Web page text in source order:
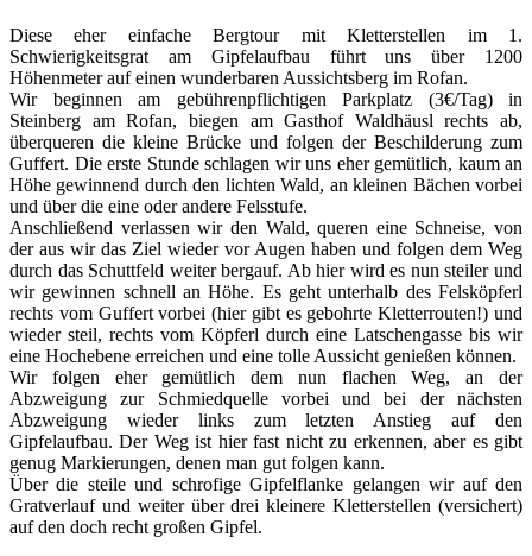
Diese eher einfache Bergtour mit Kletterstellen im 1.
Schwierigkeitsgrat am Gipfelaufbau führt uns über 1200
Höhenmeter auf einen wunderbaren Aussichtsberg im Rofan.
Wir beginnen am gebührenpflichtigen Parkplatz (3€/Tag) in
Steinberg am Rofan, biegen am Gasthof Waldhäusl rechts ab,
überqueren die kleine Brücke und folgen der Beschilderung zum
Guffert. Die erste Stunde schlagen wir uns eher gemütlich, kaum an
Höhe gewinnend durch den lichten Wald, an kleinen Bächen vorbei
und über die eine oder andere Felsstufe.
Anschließend verlassen wir den Wald, queren eine Schneise, von
der aus wir das Ziel wieder vor Augen haben und folgen dem Weg
durch das Schuttfeld weiter bergauf. Ab hier wird es nun steiler und
wir gewinnen schnell an Höhe. Es geht unterhalb des Felsköpferl
rechts vom Guffert vorbei (hier gibt es gebohrte Kletterrouten!) und
wieder steil, rechts vom Köpferl durch eine Latschengasse bis wir
eine Hochebene erreichen und eine tolle Aussicht genießen können.
Wir folgen eher gemütlich dem nun flachen Weg, an der
Abzweigung zur Schmiedquelle vorbei und bei der nächsten
Abzweigung wieder links zum letzten Anstieg auf den
Gipfelaufbau. Der Weg ist hier fast nicht zu erkennen, aber es gibt
genug Markierungen, denen man gut folgen kann.
Über die steile und schrofige Gipfelflanke gelangen wir auf den
Gratverlauf und weiter über drei kleinere Kletterstellen (versichert)
auf den doch recht großen Gipfel.